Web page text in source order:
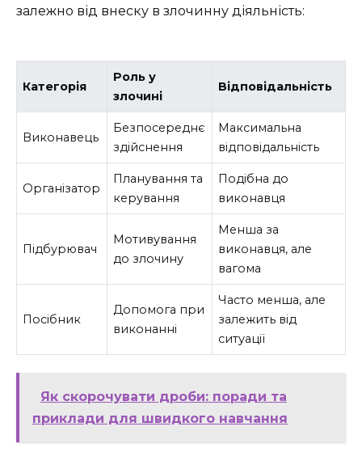
залежно від внеску в злочинну діяльність:
Категорія
Роль у
злочині
Відповідальність
Виконавець
Безпосереднє
здійснення
Максимальна
відповідальність
Організатор
Планування та
керування
Подібна до
виконавця
Підбурювач
Мотивування
до злочину
Менша за
виконавця, але
вагома
Посібник
Допомога при
виконанні
Часто менша, але
залежить від
ситуації
Як скорочувати дроби: поради та
приклади для швидкого навчання